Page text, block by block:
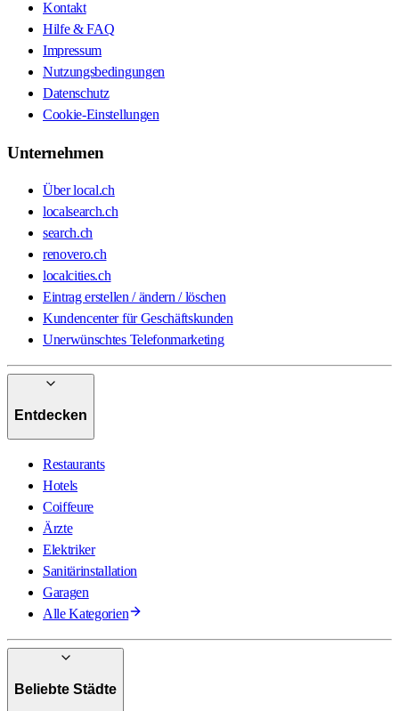
Kontakt
Hilfe & FAQ
Impressum
Nutzungsbedingungen
Datenschutz
Cookie-Einstellungen
Unternehmen
Über local.ch
localsearch.ch
search.ch
renovero.ch
localcities.ch
Eintrag erstellen / ändern / löschen
Kundencenter für Geschäftskunden
Unerwünschtes Telefonmarketing
Entdecken
Restaurants
Hotels
Coiffeure
Ärzte
Elektriker
Sanitärinstallation
Garagen
Alle Kategorien
Beliebte Städte